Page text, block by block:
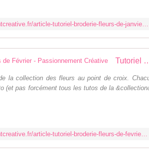
http://www.passionnementcreative.fr/article-tutoriel-broderie-fleurs-de-janvier-121825487.html
Tutoriel Broderie - Fleurs de
la collection des fleurs au point de croix.
(et pas forcément tous les tutos de la
http://www.passionnementcreative.fr/article-tutoriel-broderie-fleurs-de-fevrier-122381122.html